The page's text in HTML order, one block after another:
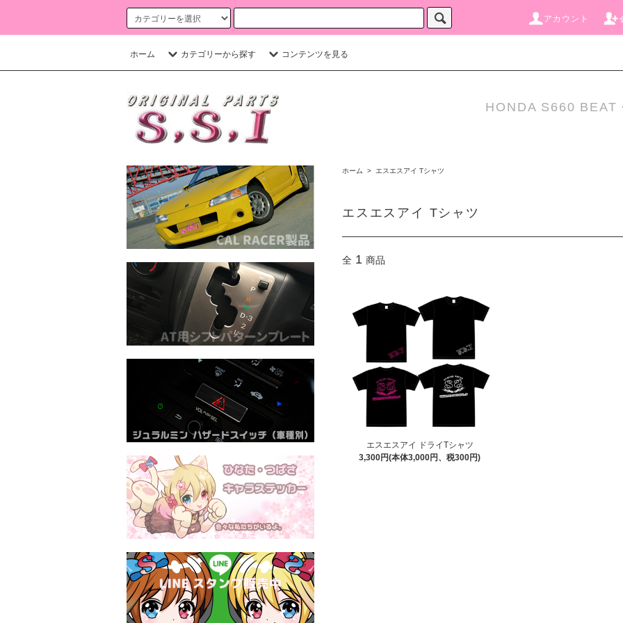
アカウント
ホーム カテゴリーから探す コンテンツを見る
HONDA S660
ホーム > エスエスアイ Tシャツ
エスエスアイ Tシャツ
全 1 商品
エスエスアイ ドライTシャツ
3,300円(本体3,000円、税300円)